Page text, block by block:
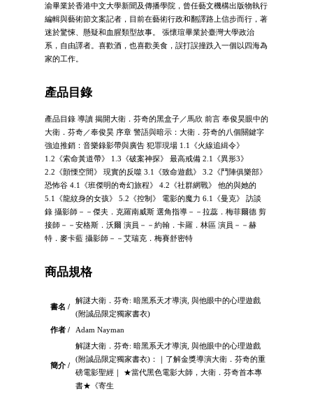
渝畢業於香港中文大學新聞及傳播學院，曾任藝文機構出版物執行
編輯與藝術節文案記者，目前在藝術行政和翻譯路上信步而行，著
迷於驚悚、懸疑和血腥類型故事。 張懷瑄畢業於臺灣大學政治
系，自由譯者。喜歡酒，也喜歡美食，誤打誤撞跌入一個以四海為
家的工作。
產品目錄
產品目錄 導讀 揭開大衛．芬奇的黑盒子／馬欣 前言 奉俊昊眼中的
大衛．芬奇／奉俊昊 序章 警語與暗示：大衛．芬奇的八個關鍵字
強迫推銷：音樂錄影帶與廣告 犯罪現場 1.1《火線追緝令》
1.2《索命黃道帶》 1.3《破案神探》 最高戒備 2.1《異形3》
2.2《顫慄空間》 現實的反噬 3.1《致命遊戲》 3.2《鬥陣俱樂部》
恐怖谷 4.1《班傑明的奇幻旅程》 4.2《社群網戰》 他的與她的
5.1《龍紋身的女孩》 5.2《控制》 電影的魔力 6.1《曼克》 訪談
錄 攝影師－－傑夫．克羅南威斯 選角指導－－拉蕊．梅菲爾德 剪
接師－－安格斯．沃爾 演員－－約翰．卡羅．林區 演員－－赫
特．麥卡藍 攝影師－－艾瑞克．梅賽舒密特
商品規格
書名 /
解謎大衛．芬奇: 暗黑系天才導演, 與他眼中的心理遊戲
(附誠品限定獨家書衣)
作者 /
Adam Nayman
簡介 /
解謎大衛．芬奇: 暗黑系天才導演, 與他眼中的心理遊戲
(附誠品限定獨家書衣)：｜了解金獎導演大衛．芬奇的重
磅電影聖經｜ ★當代黑色電影大師，大衛．芬奇首本專
書★《寄生